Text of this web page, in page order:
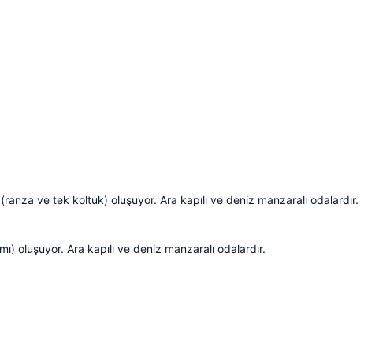
ve tek koltuk) oluşuyor. Ara kapılı ve deniz manzaralı odalardır.
Ara kapılı ve deniz manzaralı odalardır.